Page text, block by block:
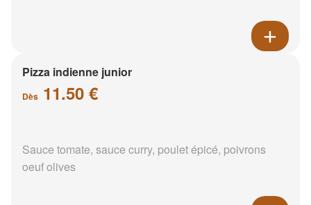
Pizza indienne junior
Dès 11.50 €
Sauce tomate, sauce curry, poulet épicé, poivrons
oeuf olives